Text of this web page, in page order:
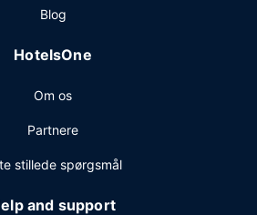
og en flersproget
i et begrænset tidsrum, og
Blog
HotelsOne
Om os
Partnere
stillede spørgsmål
and support